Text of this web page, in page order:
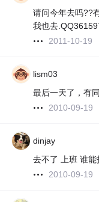
请问今年去吗??
我也去
2011-10-19
lism03
最后一天了，有
2010-09-19
dinjay
去不了 上班 谁
2010-09-19